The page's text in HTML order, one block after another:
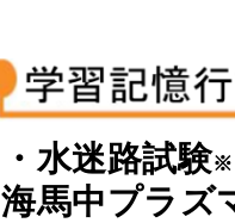
・水迷路試験※
海馬中プラズ